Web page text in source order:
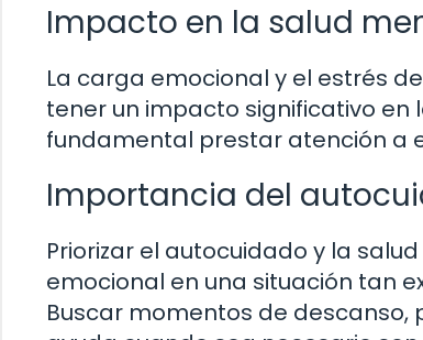
Impacto en la salud
La carga emocional y el estrés
tener un impacto significativo en
fundamental prestar atención a
Importancia del
Priorizar el autocuidado y la
emocional en una situación tan
Buscar momentos de